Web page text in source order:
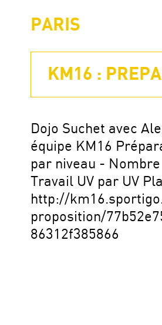
PARIS
KM16 :
Dojo Suchet avec
équipe KM16
par niveau -
Travail UV par UV
http://
proposition/
86312f385866